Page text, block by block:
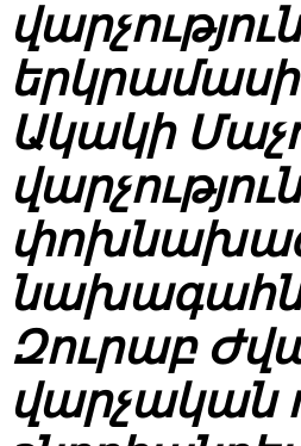
Ակակի
Զուրաբ
վարչական